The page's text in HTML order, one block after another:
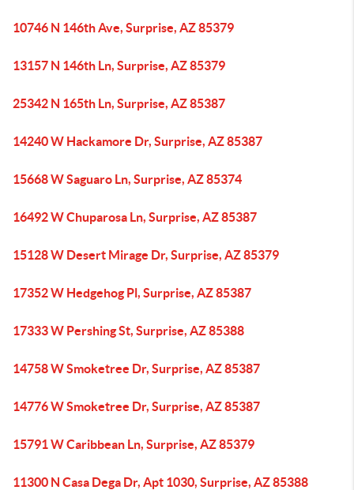
10746 N 146th Ave, Surprise, AZ 85379
13157 N 146th Ln, Surprise, AZ 85379
25342 N 165th Ln, Surprise, AZ 85387
14240 W Hackamore Dr, Surprise, AZ 85387
15668 W Saguaro Ln, Surprise, AZ 85374
16492 W Chuparosa Ln, Surprise, AZ 85387
15128 W Desert Mirage Dr, Surprise, AZ 85379
17352 W Hedgehog Pl, Surprise, AZ 85387
17333 W Pershing St, Surprise, AZ 85388
14758 W Smoketree Dr, Surprise, AZ 85387
14776 W Smoketree Dr, Surprise, AZ 85387
15791 W Caribbean Ln, Surprise, AZ 85379
11300 N Casa Dega Dr, Apt 1030, Surprise, AZ 85388